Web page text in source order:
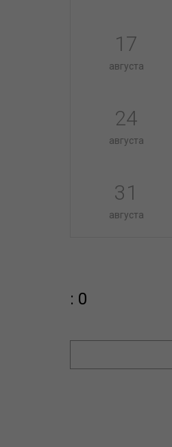
17
августа
24
августа
31
августа
: 0